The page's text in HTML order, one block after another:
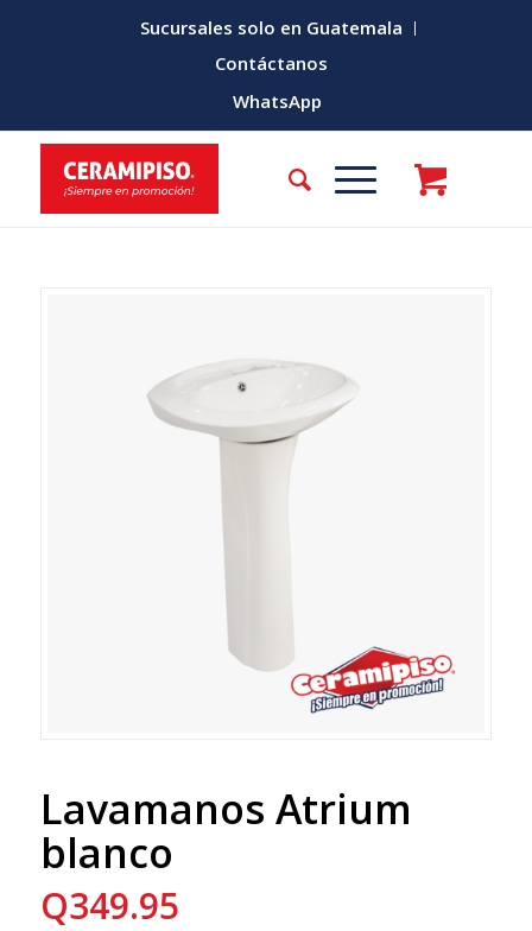
Sucursales solo en Guatemala
Contáctanos
WhatsApp
Lavamanos Atrium
blanco
Q349.95